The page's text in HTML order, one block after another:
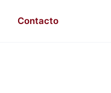
Contacto